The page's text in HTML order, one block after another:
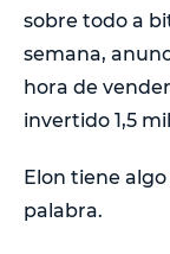
sobre todo a
semana,
hora de
invertido 1,5
Elon tiene
palabra.